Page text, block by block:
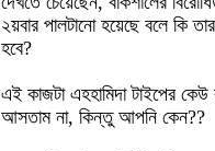
২য়বার পালটানো হয়েছে বলে কি
হবে?
এই কাজটা এহহামিদা টাইপের
আসতাম না, কিন্তু আপনি কেন??